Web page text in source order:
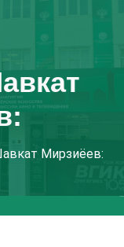
Мирзиёев: